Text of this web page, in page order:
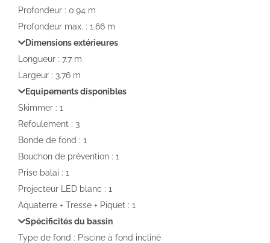
Profondeur : 0.94 m
Profondeur max. : 1.66 m
Dimensions extérieures
Longueur : 7.7 m
Largeur : 3.76 m
Equipements disponibles
Skimmer : 1
Refoulement : 3
Bonde de fond : 1
Bouchon de prévention : 1
Prise balai : 1
Projecteur LED blanc : 1
Aquaterre + Tresse + Piquet : 1
Spécificités du bassin
Type de fond : Piscine à fond incliné